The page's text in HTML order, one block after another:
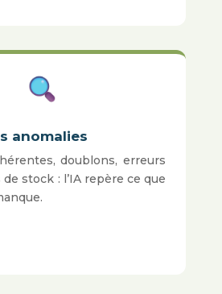
anomalies
doublons, erreurs
de stock : l’IA repère ce que